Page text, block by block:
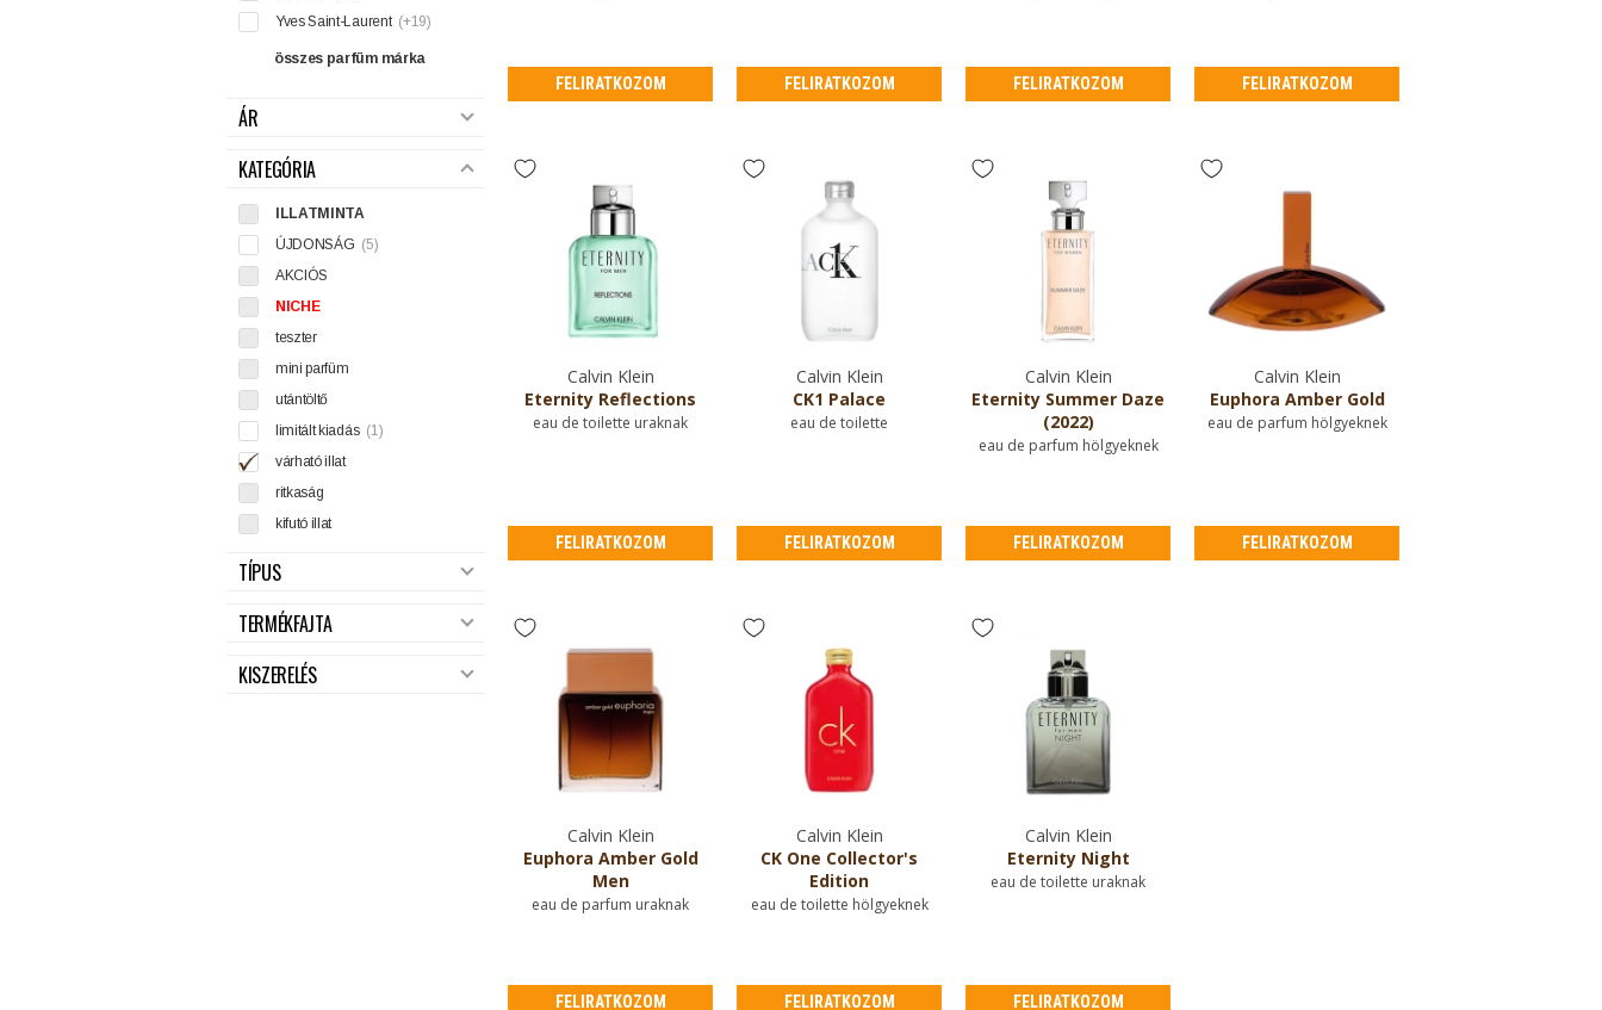
Yves Saint-Laurent (+19)
összes parfüm márka
ÁR
KATEGÓRIA
ILLATMINTA
ÚJDONSÁG (5)
AKCIÓS
NICHE
teszter
mini parfüm
utántöltő
limitált kiadás (1)
várható illat
ritkaság
kifutó illat
TÍPUS
TERMÉKFAJTA
KISZERELÉS
FELIRATKOZOM FELIRATKOZOM FELIRATKOZOM FELIRATKOZOM
Calvin Klein
Eternity Reflections
eau de toilette uraknak
FELIRATKOZOM
Calvin Klein
CK1 Palace
eau de toilette
FELIRATKOZOM
Calvin Klein
Eternity Summer Daze
(2022)
eau de parfum hölgyeknek
FELIRATKOZOM
Calvin Klein
Euphora Amber Gold
eau de parfum hölgyeknek
FELIRATKOZOM
Calvin Klein
Euphora Amber Gold
Men
eau de parfum uraknak
FELIRATKOZOM
Calvin Klein
CK One Collector's
Edition
eau de toilette hölgyeknek
FELIRATKOZOM
Calvin Klein
Eternity Night
eau de toilette uraknak
FELIRATKOZOM